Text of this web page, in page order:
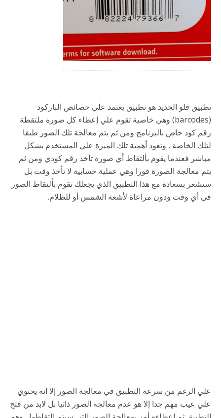
تطبيق فلو الجديد هو تطبيق يعتمد علي خصائص الباركود
(barcodes) وهي خاصية تقوم علي إعطاء كل صورة ملتقطة
رقم كود خاص بالبرنامج ومن ثم يتم معالجة تلك الصور طبقا
لتلك الخاصة , وتعود أهمية تلك الميزة علي المستخدم بشكل
مباشر فعندما يقوم بألتقاط أي صورة تأخذ رقم كودي ومن ثم
يتم معالجة الصورة فورا وهي عملية حسابية لا تأخذ وقت بل
ستشعر بسعادة مع هذا التطبيق الذي يجعلك تقوم بألتقاط الصور
في أي وقت ودون مراعاة لأشعة الشمس أو للظلام.
علي الرغم من سرعة التطبيق في معالجة الصور إلا انه يحتوي
علي عيب مهم جدا إلا هو عدم معالجة الصور ذاتيا بل لابد من فتح